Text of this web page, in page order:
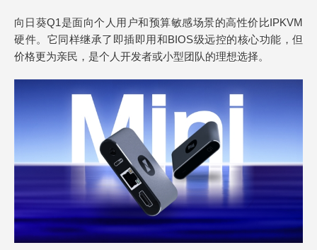
向日葵Q1是面向个人用户和预算敏感场景的高性价比IPKVM
硬件。它同样继承了即插即用和BIOS级远控的核心功能，但
价格更为亲民，是个人开发者或小型团队的理想选择。